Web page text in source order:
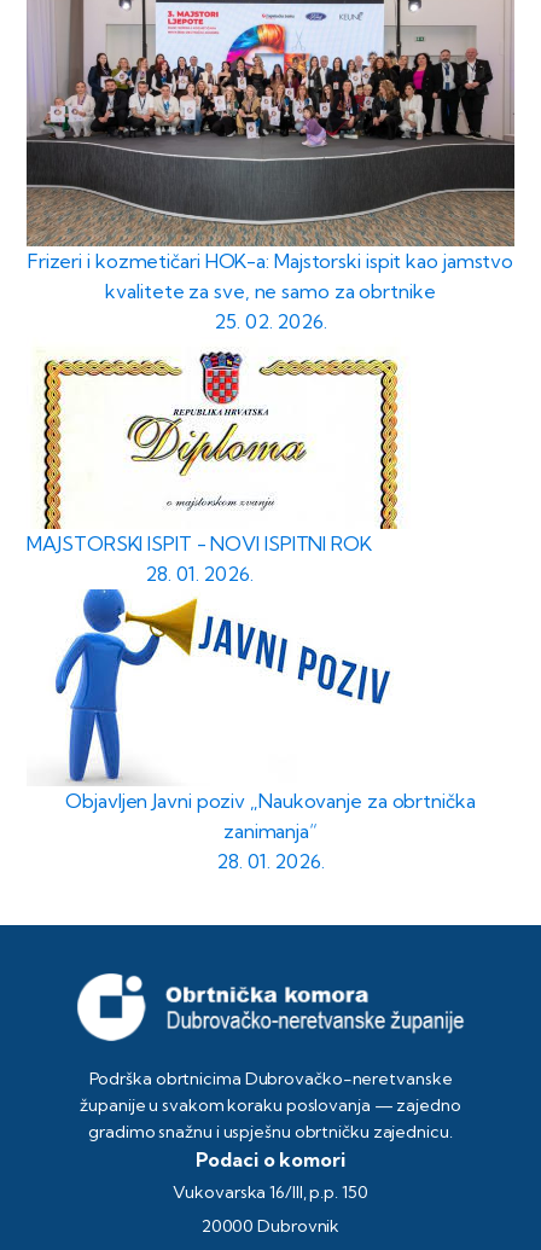
Frizeri i kozmetičari HOK-a: Majstorski ispit kao jamstvo
kvalitete za sve, ne samo za obrtnike
25. 02. 2026.
MAJSTORSKI ISPIT - NOVI ISPITNI ROK
28. 01. 2026.
Objavljen Javni poziv „Naukovanje za obrtnička
zanimanja“
28. 01. 2026.
Podrška obrtnicima Dubrovačko-neretvanske
županije u svakom koraku poslovanja — zajedno
gradimo snažnu i uspješnu obrtničku zajednicu.
Podaci o komori
Vukovarska 16/III, p.p. 150
20000 Dubrovnik